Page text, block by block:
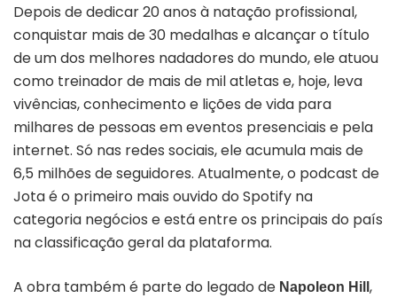
Depois de dedicar 20 anos à natação profissional,
conquistar mais de 30 medalhas e alcançar o título
de um dos melhores nadadores do mundo, ele atuou
como treinador de mais de mil atletas e, hoje, leva
vivências, conhecimento e lições de vida para
milhares de pessoas em eventos presenciais e pela
internet. Só nas redes sociais, ele acumula mais de
6,5 milhões de seguidores. Atualmente, o podcast de
Jota é o primeiro mais ouvido do Spotify na
categoria negócios e está entre os principais do país
na classificação geral da plataforma.
A obra também é parte do legado de Napoleon Hill ,